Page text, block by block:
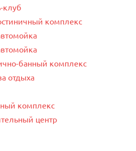
клуб
комплекс
банный комплекс
отдыха
комплекс
центр